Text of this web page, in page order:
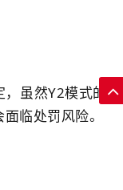
虽然Y2模式的
临处罚风险。